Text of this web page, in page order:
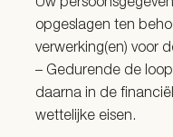
Uw
opgeslagen ten
verwerking(en) voor
– Gedurende de
daarna in de
wettelijke eisen.